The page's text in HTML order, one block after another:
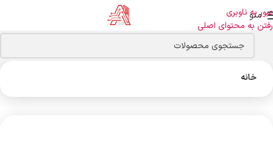
عبور به ناوبری
رفتن به محتوای اصلی
منو
خانه